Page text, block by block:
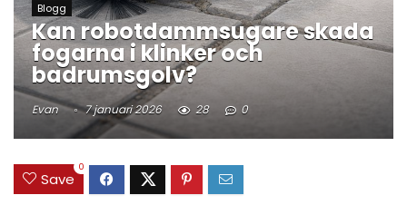
Blogg
Kan robotdammsugare skada
fogarna i klinker och
badrumsgolv?
Evan 7 januari 2026 28 0
Save
0